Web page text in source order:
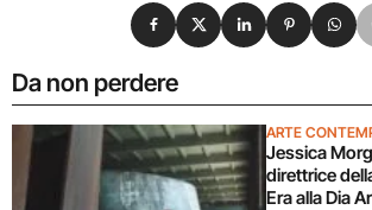
Da non perdere
ARTE
Jessica
direttrice
Era alla Dia
Condividi su Facebook
Condividi su X
Condividi su
Condividi